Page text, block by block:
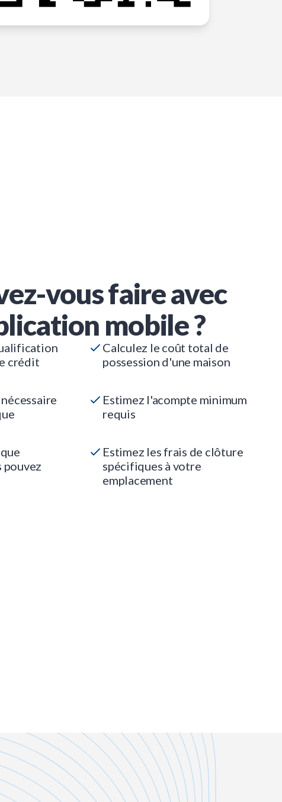
vous faire avec
mobile ?
crédit
Calculez le coût total de
possession d'une maison
Estimez l'acompte minimum
requis
pouvez
Estimez les frais de clôture
spécifiques à votre
emplacement